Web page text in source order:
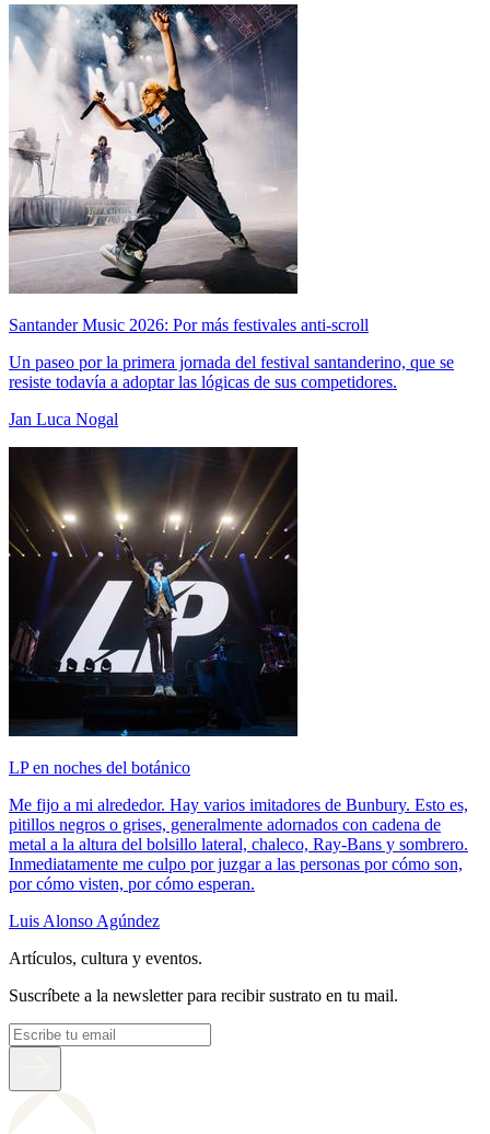
Santander Music 2026: Por más festivales anti-scroll
Un paseo por la primera jornada del festival santanderino, que se
resiste todavía a adoptar las lógicas de sus competidores.
Jan Luca Nogal
LP en noches del botánico
Me fijo a mi alrededor. Hay varios imitadores de Bunbury. Esto es,
pitillos negros o grises, generalmente adornados con cadena de
metal a la altura del bolsillo lateral, chaleco, Ray-Bans y sombrero.
Inmediatamente me culpo por juzgar a las personas por cómo son,
por cómo visten, por cómo esperan.
Luis Alonso Agúndez
Artículos, cultura y eventos.
Suscríbete a la newsletter para recibir sustrato en tu mail.